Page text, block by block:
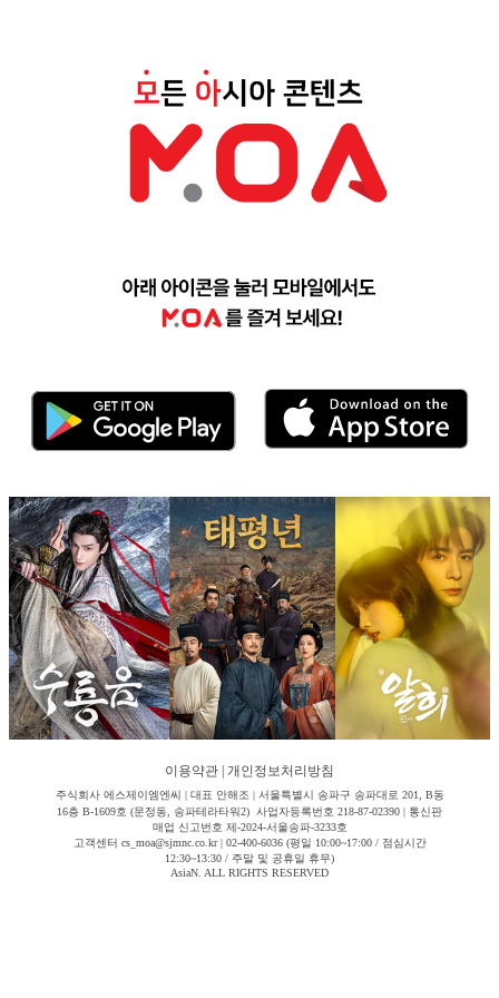
이용약관 개인정보처리방침
주식회사 에스제이엠엔씨 | 대표 안해조 | 서울특별시 송파구 송파대로 201, B동
16층 B-1609호 (문정동, 송파테라타워2) 사업자등록번호 218-87-02390 | 통신판
매업 신고번호 제-2024-서울송파-3233호
고객센터 cs_moa@sjmnc.co.kr | 02-400-6036 (평일 10:00~17:00 / 점심시간
12:30~13:30 / 주말 및 공휴일 휴무)
AsiaN. ALL RIGHTS RESERVED